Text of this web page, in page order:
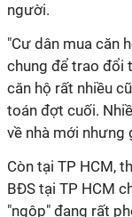
người.
"Cư dân mua căn
chung để trao đổi
căn hộ rất nhiều
toán đợt cuối.
về nhà mới nhưng
Còn tại TP HCM,
BĐS tại TP HCM
"ngộp" đang rất